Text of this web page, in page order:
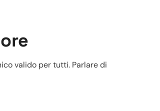
valido per tutti. Parlare di